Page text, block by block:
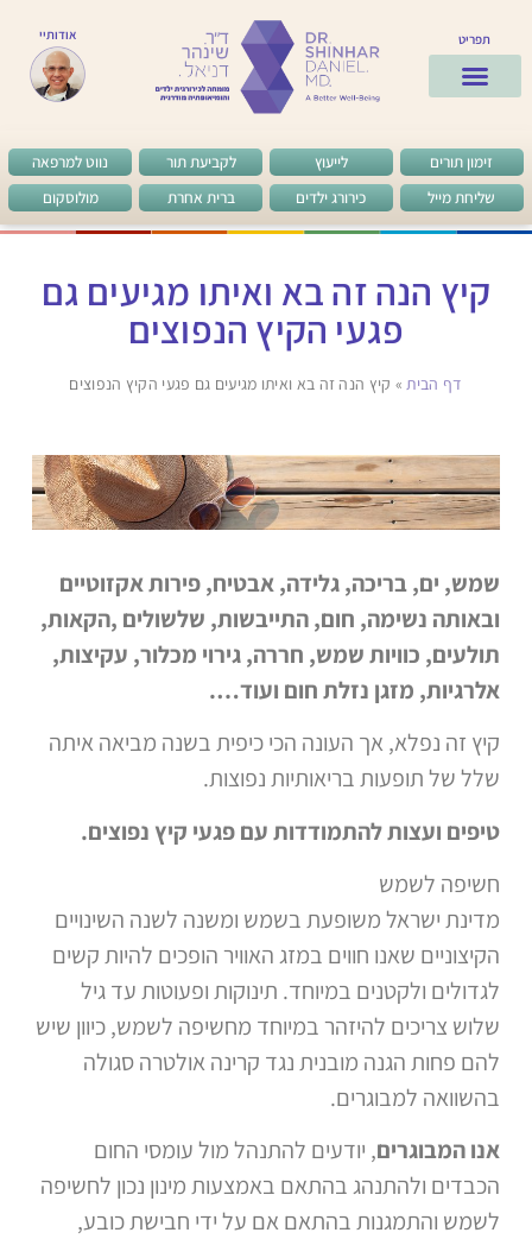
תפריט אודותיי
זימון תורים
שליחת מייל
לייעוץ
כירורג ילדים
לקביעת תור
ברית אחרת
נווט למרפאה
מולוסקום
קיץ הנה זה בא ואיתו מגיעים גם
פגעי הקיץ הנפוצים
דף הבית» קיץ הנה זה בא ואיתו מגיעים גם פגעי הקיץ הנפוצים
שמש, ים, בריכה, גלידה, אבטיח, פירות אקזוטיים
ובאותה נשימה, חום, התייבשות, שלשולים ,הקאות,
תולעים, כוויות שמש, חררה, גירוי מכלור, עקיצות,
אלרגיות, מזגן נזלת חום ועוד….
קיץ זה נפלא, אך העונה הכי כיפית בשנה מביאה איתה
שלל של תופעות בריאותיות נפוצות.
טיפים ועצות להתמודדות עם פגעי קיץ נפוצים.
חשיפה לשמש
מדינת ישראל משופעת בשמש ומשנה לשנה השינויים
הקיצוניים שאנו חווים במזג האוויר הופכים להיות קשים
לגדולים ולקטנים במיוחד. תינוקות ופעוטות עד גיל
שלוש צריכים להיזהר במיוחד מחשיפה לשמש, כיוון שיש
להם פחות הגנה מובנית נגד קרינה אולטרה סגולה
בהשוואה למבוגרים.
אנו המבוגרים, יודעים להתנהל מול עומסי החום
הכבדים ולהתנהג בהתאם באמצעות מינון נכון לחשיפה
לשמש והתמגנות בהתאם אם על ידי חבישת כובע,